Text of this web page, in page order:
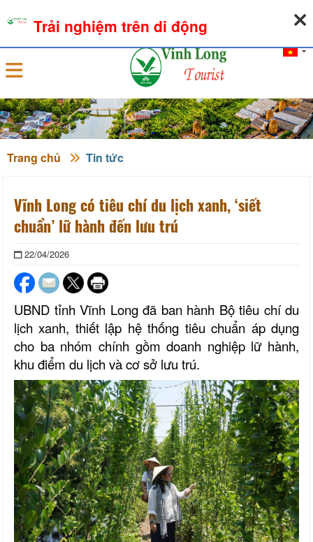
Đăng nhập
Trang chủ Tin tức
Vĩnh Long có tiêu chí du lịch xanh, ‘siết
chuẩn’ lữ hành đến lưu trú
22/04/2026
UBND tỉnh Vĩnh Long đã ban hành Bộ tiêu chí du
lịch xanh, thiết lập hệ thống tiêu chuẩn áp dụng
cho ba nhóm chính gồm doanh nghiệp lữ hành,
khu điểm du lịch và cơ sở lưu trú.
Trải nghiệm trên di động